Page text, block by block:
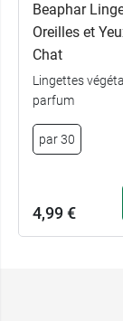
Beaphar
Oreilles et
Chat
Lingettes
parfum
par 30
4,99 €